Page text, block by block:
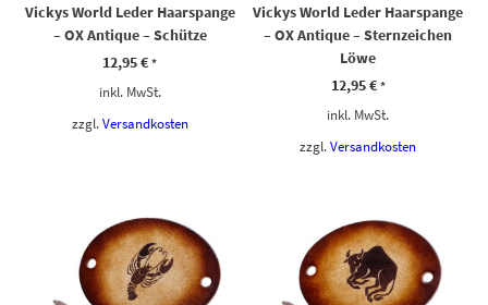
Vickys World Leder Haarspange
– OX Antique – Schütze
12,95€ *
inkl. MwSt.
zzgl. Versandkosten
Vickys World Leder Haarspange
– OX Antique – Sternzeichen
Löwe
12,95€ *
inkl. MwSt.
zzgl.Versandkosten